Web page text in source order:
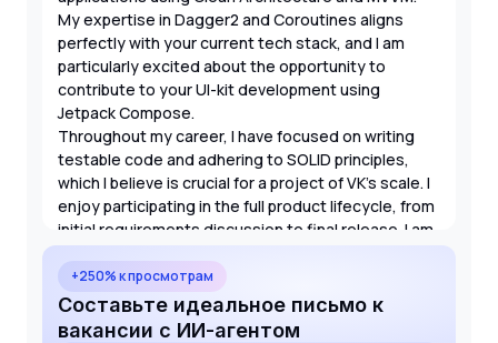
My expertise in Dagger2 and Coroutines aligns
perfectly with your current tech stack, and I am
particularly excited about the opportunity to
contribute to your UI-kit development using
Jetpack Compose.
Throughout my career, I have focused on writing
testable code and adhering to SOLID principles,
which I believe is crucial for a project of VK's scale. I
enjoy participating in the full product lifecycle, from
initial requirements discussion to final release. I am
confident that my technical leadership skills and
commitment to quality will make me a valuable
asset to your development team.
+250% к просмотрам
Составьте идеальное письмо к
вакансии с ИИ-агентом